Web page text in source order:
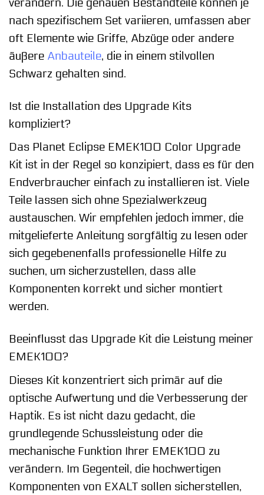
verändern. Die genauen Bestandteile können je
nach spezifischem Set variieren, umfassen aber
oft Elemente wie Griffe, Abzüge oder andere
äußere Anbauteile, die in einem stilvollen
Schwarz gehalten sind.
Ist die Installation des Upgrade Kits
kompliziert?
Das Planet Eclipse EMEK100 Color Upgrade
Kit ist in der Regel so konzipiert, dass es für den
Endverbraucher einfach zu installieren ist. Viele
Teile lassen sich ohne Spezialwerkzeug
austauschen. Wir empfehlen jedoch immer, die
mitgelieferte Anleitung sorgfältig zu lesen oder
sich gegebenenfalls professionelle Hilfe zu
suchen, um sicherzustellen, dass alle
Komponenten korrekt und sicher montiert
werden.
Beeinflusst das Upgrade Kit die Leistung meiner
EMEK100?
Dieses Kit konzentriert sich primär auf die
optische Aufwertung und die Verbesserung der
Haptik. Es ist nicht dazu gedacht, die
grundlegende Schussleistung oder die
mechanische Funktion Ihrer EMEK100 zu
verändern. Im Gegenteil, die hochwertigen
Komponenten von EXALT sollen sicherstellen,